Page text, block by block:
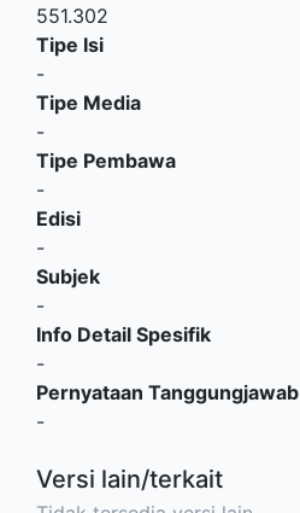
551.302
Tipe Isi
-
Tipe Media
-
Tipe Pembawa
-
Edisi
-
Subjek
-
Info Detail Spesifik
-
Pernyataan Tanggungjawab
-
Versi lain/terkait